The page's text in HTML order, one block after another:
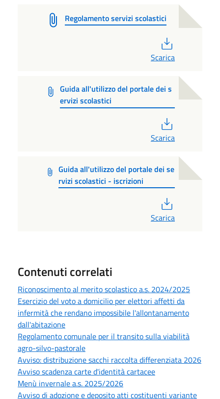
Regolamento servizi scolastici
Scarica
Guida all'utilizzo del portale dei s
ervizi scolastici
Scarica
Guida all'utilizzo del portale dei se
rvizi scolastici - iscrizioni
Scarica
Contenuti correlati
Riconoscimento al merito scolastico a.s. 2024/2025
Esercizio del voto a domicilio per elettori affetti da
infermità che rendano impossibile l'allontanamento
dall'abitazione
Regolamento comunale per il transito sulla viabilità
agro-silvo-pastorale
Avviso: distribuzione sacchi raccolta differenziata 2026
Avviso scadenza carte d'identità cartacee
Menù invernale a.s. 2025/2026
Avviso di adozione e deposito atti costituenti variante